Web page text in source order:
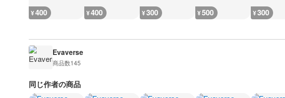
¥400 ¥400 ¥300 ¥500 ¥300
Evaverse
商品数145
同じ作者の商品